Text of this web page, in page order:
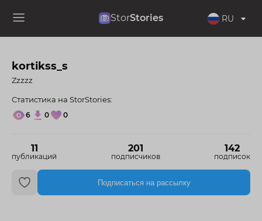
StorStories RU
kortikss_s
11
публикаций
201
подписчиков
142
подписок
Zzzzz
Статистика на StorStories:
6 0 0
Подписаться на рассылку